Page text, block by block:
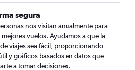
segura
nos visitan anualmente para
vuelos. Ayudamos a que la
viajes sea fácil, proporcionando
y gráficos basados en datos que
a tomar decisiones.